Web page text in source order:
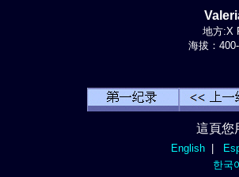
地方:X
海拔：
這頁您
English|
한국